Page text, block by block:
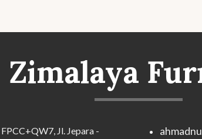
Zimalaya
FPCC+QW7, Jl. Jepara -